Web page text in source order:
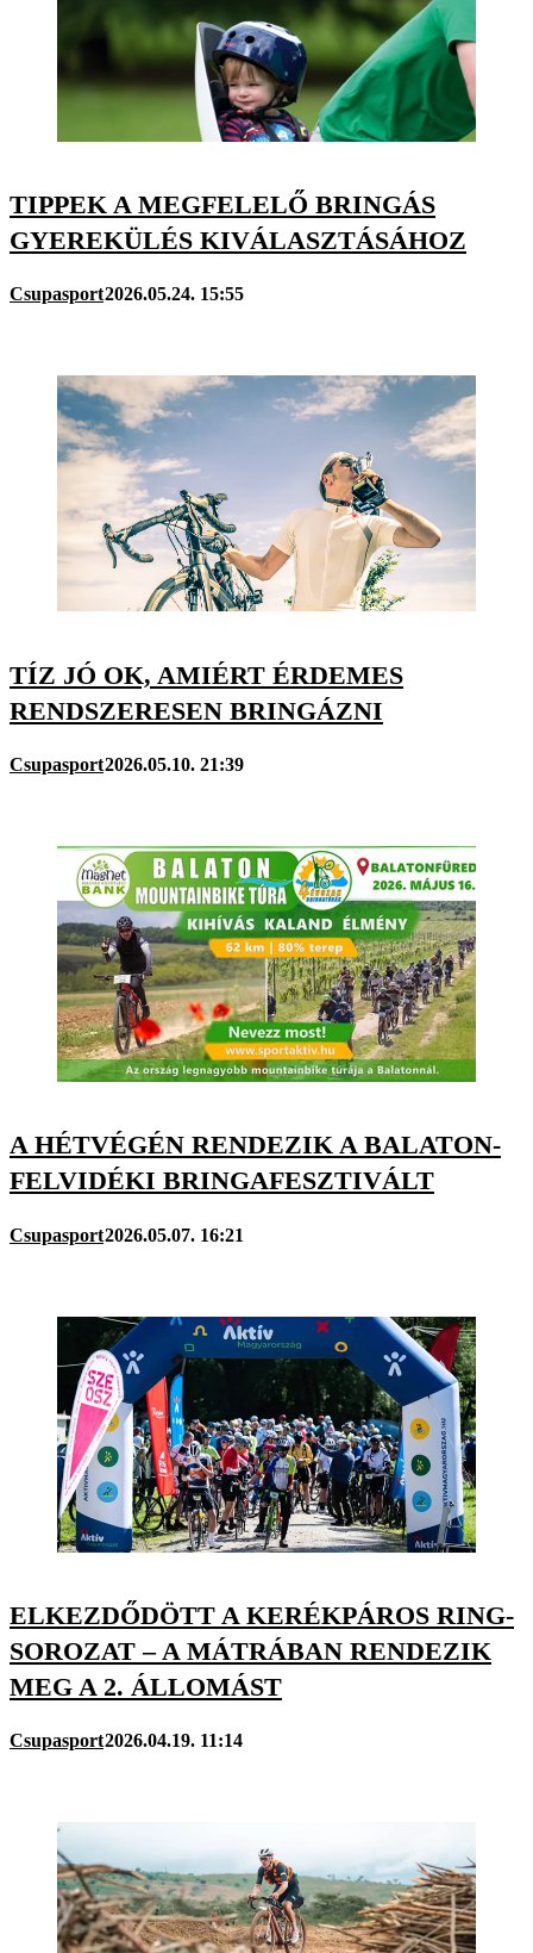
TIPPEK A MEGFELELŐ BRINGÁS
GYEREKÜLÉS KIVÁLASZTÁSÁHOZ
Csupasport2026.05.24. 15:55
TÍZ JÓ OK, AMIÉRT ÉRDEMES
RENDSZERESEN BRINGÁZNI
Csupasport2026.05.10. 21:39
A HÉTVÉGÉN RENDEZIK A BALATON-
FELVIDÉKI BRINGAFESZTIVÁLT
Csupasport2026.05.07. 16:21
ELKEZDŐDÖTT A KERÉKPÁROS RING-
SOROZAT – A MÁTRÁBAN RENDEZIK
MEG A 2. ÁLLOMÁST
Csupasport2026.04.19. 11:14